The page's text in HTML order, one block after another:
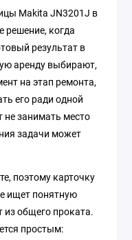
Makita JN3201J в
решение, когда
результат в
аренду выбирают,
на этап ремонта,
его ради одной
не занимать место
задачи может
поэтому карточку
ищет понятную
из общего проката.
простым: